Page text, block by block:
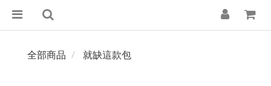
全部商品 就缺這款包